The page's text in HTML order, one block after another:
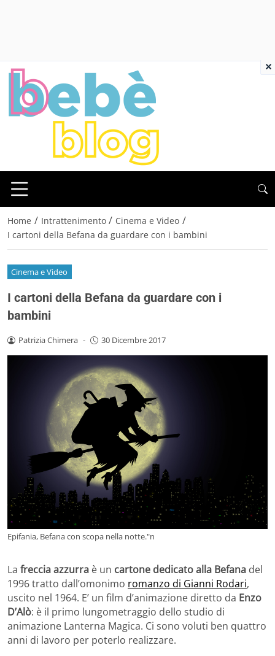
Home / Intrattenimento / Cinema e Video /
I cartoni della Befana da guardare con i bambini
Cinema e Video
I cartoni della Befana da guardare con i
bambini
Patrizia Chimera - 30 Dicembre 2017
Epifania, Befana con scopa nella notte."n
La freccia azzurra è un cartone dedicato alla Befana del
1996 tratto dall’omonimo romanzo di Gianni Rodari,
uscito nel 1964. E’ un film d’animazione diretto da Enzo
D’Alò: è il primo lungometraggio dello studio di
animazione Lanterna Magica. Ci sono voluti ben quattro
anni di lavoro per poterlo realizzare.
×